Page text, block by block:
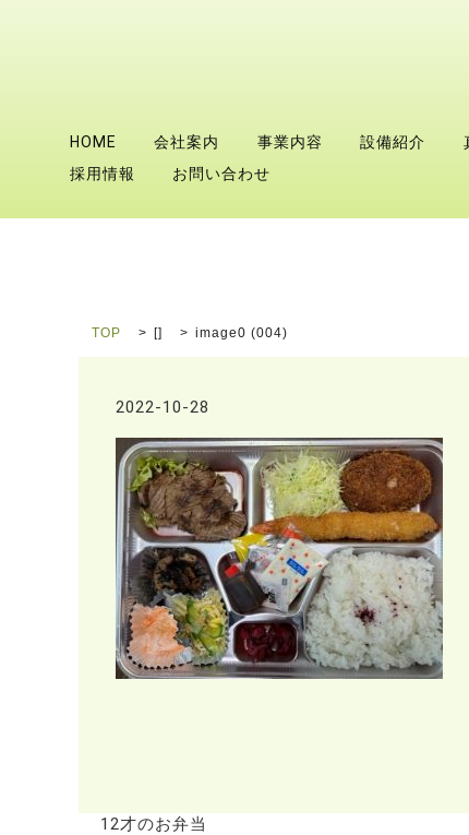
HOME 会社案内 事業内容 設備紹介
採用情報
お問い合わせ
TOP [] image0 (004)
2022-10-28
12才のお弁当